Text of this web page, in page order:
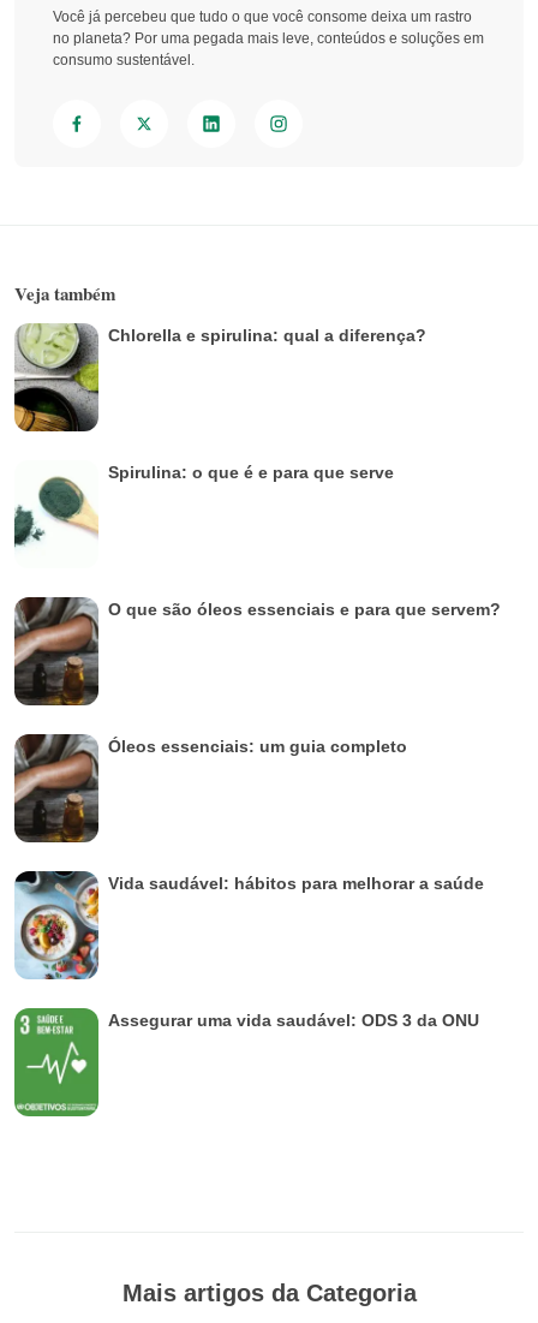
Você já percebeu que tudo o que você consome deixa um rastro
no planeta? Por uma pegada mais leve, conteúdos e soluções em
consumo sustentável.
Veja também
Chlorella e spirulina: qual a diferença?
Spirulina: o que é e para que serve
O que são óleos essenciais e para que servem?
Óleos essenciais: um guia completo
Vida saudável: hábitos para melhorar a saúde
Assegurar uma vida saudável: ODS 3 da ONU
Mais artigos da Categoria